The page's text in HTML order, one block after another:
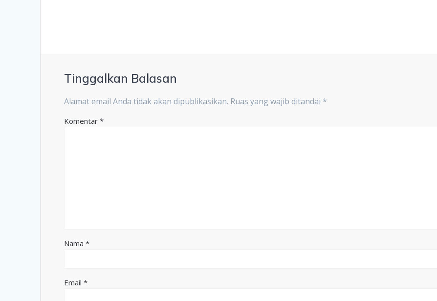
Tinggalkan Balasan
Alamat email Anda tidak akan dipublikasikan. Ruas yang wajib ditandai *
Komentar*
Nama*
Email*